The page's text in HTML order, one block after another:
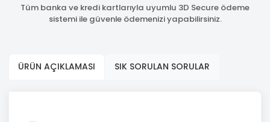
Tüm banka ve kredi kartlarıyla uyumlu 3D Secure ödeme
sistemi ile güvenle ödemenizi yapabilirsiniz.
ÜRÜN AÇIKLAMASI SIK SORULAN SORULAR